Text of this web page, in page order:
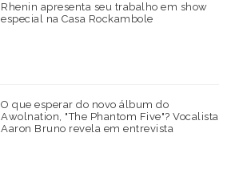
Rhenin apresenta seu trabalho em show
especial na Casa Rockambole
O que esperar do novo álbum do
Awolnation, "The Phantom Five"? Vocalista
Aaron Bruno revela em entrevista